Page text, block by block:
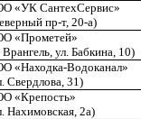
«УК СантехСервис»
пр-т, 20-а)
«Прометей»
Врангель, ул. Бабкина, 10)
«Находка-Водоканал»
Свердлова, 31)
«Крепость»
Нахимовская, 2а)